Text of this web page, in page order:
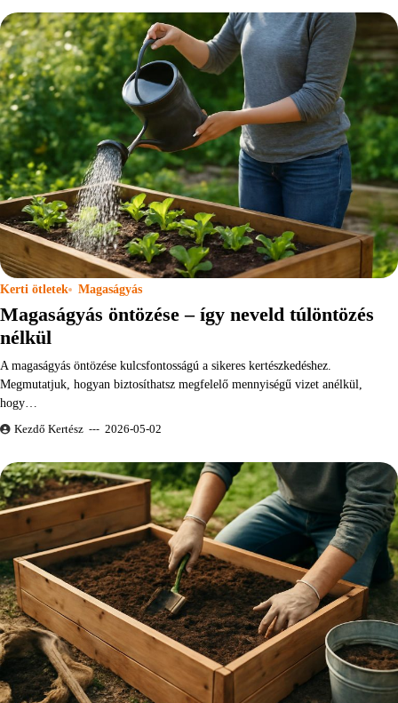
Kerti ötletek Magaságyás
Magaságyás öntözése – így neveld túlöntözés
nélkül
A magaságyás öntözése kulcsfontosságú a sikeres kertészkedéshez.
Megmutatjuk, hogyan biztosíthatsz megfelelő mennyiségű vizet anélkül,
hogy…
Kezdő Kertész 2026-05-02